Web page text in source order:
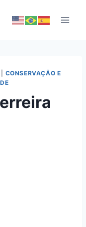
CONSERVAÇÃO E